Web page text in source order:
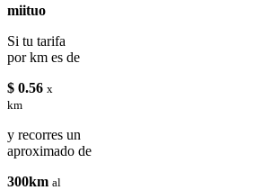
miituo
Si tu tarifa
por km es de
$ 0.56 x
km
y recorres un
aproximado de
300km al